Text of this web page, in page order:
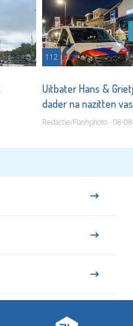
112
Uitbater Hans &
dader na nazitten
Redactie/Flashphoto - 08-